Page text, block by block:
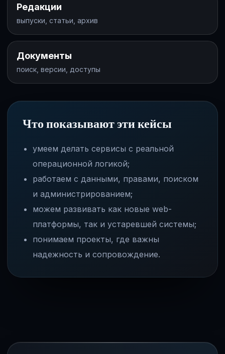
Редакции
выпуски, статьи, архив
Документы
поиск, версии, доступы
Что показывают эти кейсы
умеем делать сервисы с реальной
операционной логикой;
работаем с данными, правами, поиском
и администрированием;
можем развивать как новые web-
платформы, так и устаревшей системы;
понимаем проекты, где важны
надежность и сопровождение.